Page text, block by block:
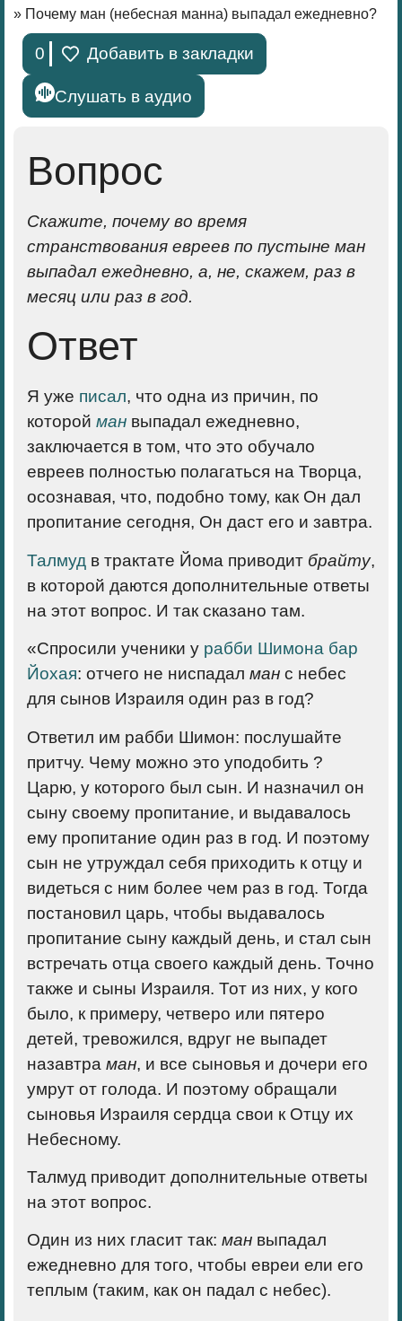
» Почему ман (небесная манна) выпадал ежедневно?
0 Добавить в закладки
Слушать в аудио
Вопрос
Скажите, почему во время
странствования евреев по пустыне ман
выпадал ежедневно, а, не, скажем, раз в
месяц или раз в год.
Ответ
Я уже писал, что одна из причин, по
которой ман выпадал ежедневно,
заключается в том, что это обучало
евреев полностью полагаться на Творца,
осознавая, что, подобно тому, как Он дал
пропитание сегодня, Он даст его и завтра.
Талмуд в трактате Йома приводит брайту,
в которой даются дополнительные ответы
на этот вопрос. И так сказано там.
«Спросили ученики у рабби Шимона бар
Йохая: отчего не ниспадал ман с небес
для сынов Израиля один раз в год?
Ответил им рабби Шимон: послушайте
притчу. Чему можно это уподобить ?
Царю, у которого был сын. И назначил он
сыну своему пропитание, и выдавалось
ему пропитание один раз в год. И поэтому
сын не утруждал себя приходить к отцу и
видеться с ним более чем раз в год. Тогда
постановил царь, чтобы выдавалось
пропитание сыну каждый день, и стал сын
встречать отца своего каждый день. Точно
также и сыны Израиля. Тот из них, у кого
было, к примеру, четверо или пятеро
детей, тревожился, вдруг не выпадет
назавтра ман, и все сыновья и дочери его
умрут от голода. И поэтому обращали
сыновья Израиля сердца свои к Отцу их
Небесному.
Талмуд приводит дополнительные ответы
на этот вопрос.
Один из них гласит так: ман выпадал
ежедневно для того, чтобы евреи ели его
теплым (таким, как он падал с небес).